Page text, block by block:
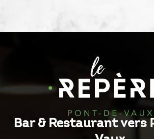
Bar & Restaurant vers